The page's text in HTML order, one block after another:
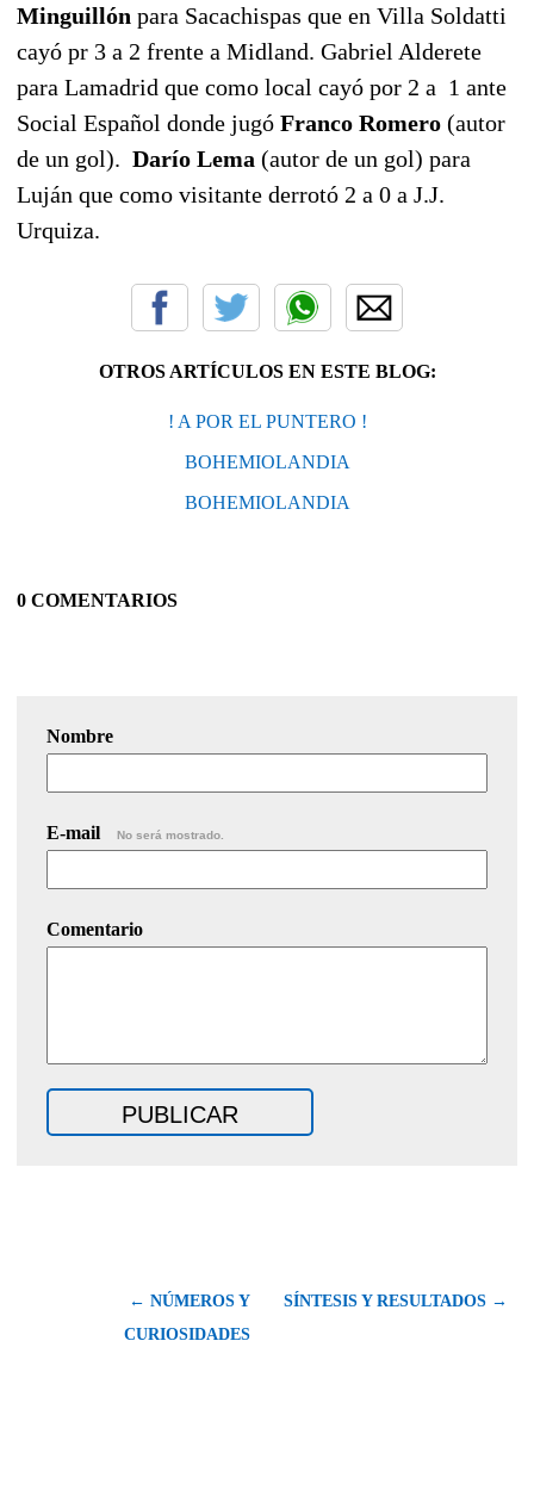
Minguillón para Sacachispas que en Villa Soldatti
cayó pr 3 a 2 frente a Midland. Gabriel Alderete
para Lamadrid que como local cayó por 2 a 1 ante
Social Español donde jugó Franco Romero (autor
de un gol). Darío Lema (autor de un gol) para
Luján que como visitante derrotó 2 a 0 a J.J.
Urquiza.
OTROS ARTÍCULOS EN ESTE BLOG:
! A POR EL PUNTERO !
BOHEMIOLANDIA
BOHEMIOLANDIA
0 COMENTARIOS
Nombre
E-mail No será mostrado.
Comentario
← NÚMEROS Y
CURIOSIDADES
SÍNTESIS Y RESULTADOS →